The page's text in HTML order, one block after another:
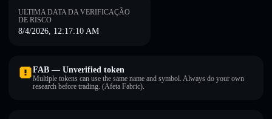
ULTIMA DATA DA VERIFICAÇÃO
DE RISCO
8/4/2026, 12:17:10 AM
FAB — Unverified token
Multiple tokens can use the same name and symbol. Always do your own
research before trading. (Afeta Fabric).